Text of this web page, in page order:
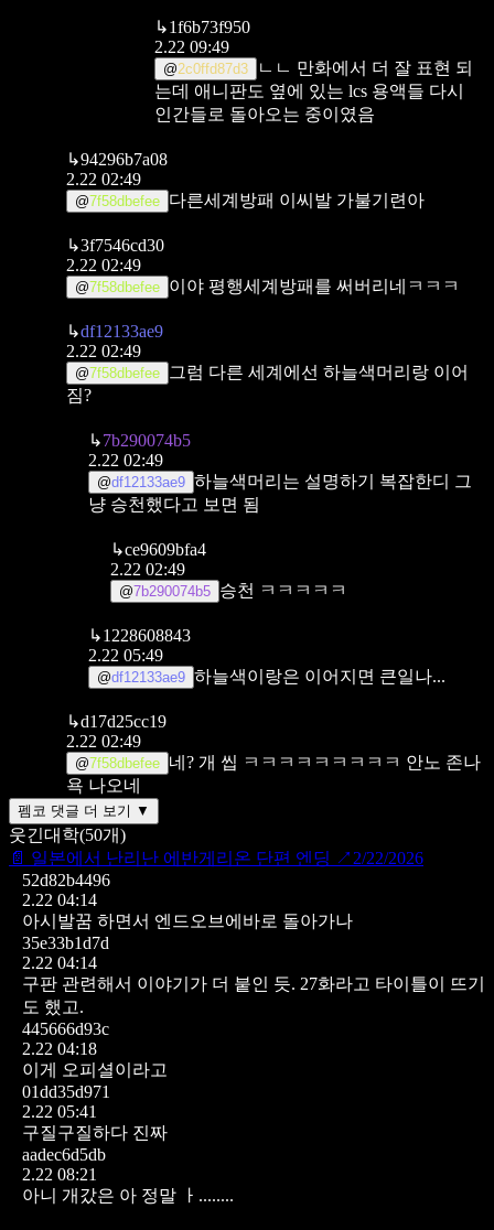
↳1f6b73f950
2.22 09:49
@2c0ffd87d3
ㄴㄴ 만화에서 더 잘 표현 되
는데 애니판도 옆에 있는 lcs 용액들 다시
인간들로 돌아오는 중이였음
↳94296b7a08
2.22 02:49
@7f58dbefee 다른세계방패 이씨발 가불기련아
↳3f7546cd30
2.22 02:49
@7f58dbefee 이야 평행세계방패를 써버리네ㅋㅋㅋ
↳df12133ae9
2.22 02:49
@7f58dbefee
그럼 다른 세계에선 하늘색머리랑 이어
짐?
↳7b290074b5
2.22 02:49
@df12133ae9 하늘색머리는 설명하기 복잡한디 그
냥 승천했다고 보면 됨
↳ce9609bfa4
2.22 02:49
@7b290074b5 승천 ㅋㅋㅋㅋㅋ
↳1228608843
2.22 05:49
@df12133ae9 하늘색이랑은 이어지면 큰일나...
↳d17d25cc19
2.22 02:49
@7f58dbefee 네? 개 씹 ㅋㅋㅋㅋㅋㅋㅋㅋㅋ 안노 존나
욕 나오네
펨코 댓글 더 보기 ▼
웃긴대학(50개)
📄 일본에서 난리난 에반게리온 단편 엔딩 ↗ 2/22/2026
52d82b4496
2.22 04:14
아시발꿈 하면서 엔드오브에바로 돌아가나
35e33b1d7d
2.22 04:14
구판 관련해서 이야기가 더 붙인 듯. 27화라고 타이틀이 뜨기
도 했고.
445666d93c
2.22 04:18
이게 오피셜이라고
01dd35d971
2.22 05:41
구질구질하다 진짜
aadec6d5db
2.22 08:21
아니 개갔은 아 정말 ㅏ........